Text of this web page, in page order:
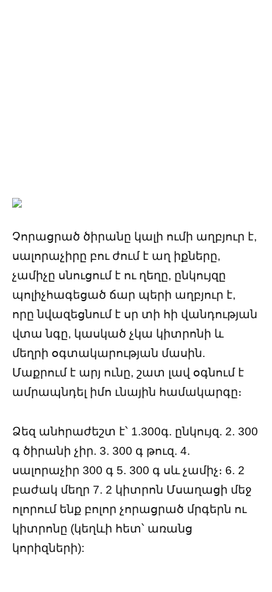
Չորացրած ծիրանը կալի ումի աղբյուր է,
սալորաչիրը բու ժում է աղ իքները,
չամիչը սնուցում է ու ղեղը, ընկույզը
պոլիչհագեցած ճար պերի աղբյուր է,
որը նվազեցնում է սր տի հի վանդության
վտա նգը, կասկած չկա կիտրոնի և
մեղրի օգտակարության մասին.
Մաքրում է արյ ունը, շատ լավ օգնում է
ամրապնդել իմո ւնային համակարգը։
Ձեզ անհրաժեշտ է՝ 1.300գ. ընկույզ. 2. 300
գ ծիրանի չիր. 3. 300 գ թուզ. 4.
սալորաչիր 300 գ 5. 300 գ սև չամիչ։ 6. 2
բաժակ մեղր 7. 2 կիտրոն Մսաղացի մեջ
ոլորում ենք բոլոր չորացրած մրգերն ու
կիտրոնը (կեղևի հետ՝ առանց
կորիզների):